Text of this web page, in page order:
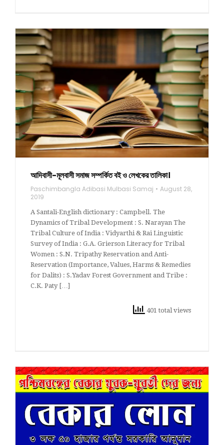
আদিবাসী-মূলবাসী সমাজ সম্পর্কিত বই ও লেখকের তালিকা।
Paschimbangla Adibasi Mulbasi Samaj
August 28,
2019
A Santali-English dictionary : Campbell. The
Dynamics of Tribal Development : S. Narayan The
Tribal Culture of India : Vidyarthi & Rai Linguistic
Survey of India : G.A. Grierson Literacy for Tribal
Women : S.N. Tripathy Reservation and Anti-
Reservation (Importance, Values, Harms & Remedies
for Dalits) : S.Yadav Forest Government and Tribe :
C.K. Paty […]
401 total views